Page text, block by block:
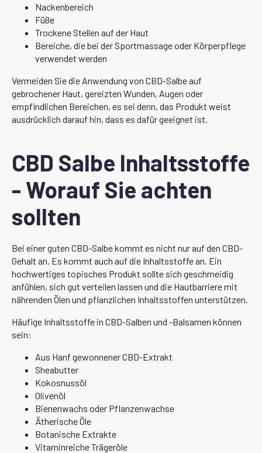
Nackenbereich
Füße
Trockene Stellen auf der Haut
Bereiche, die bei der Sportmassage oder Körperpflege
verwendet werden
Vermeiden Sie die Anwendung von CBD-Salbe auf
gebrochener Haut, gereizten Wunden, Augen oder
empfindlichen Bereichen, es sei denn, das Produkt weist
ausdrücklich darauf hin, dass es dafür geeignet ist.
CBD Salbe Inhaltsstoffe
- Worauf Sie achten
sollten
Bei einer guten CBD-Salbe kommt es nicht nur auf den CBD-
Gehalt an. Es kommt auch auf die Inhaltsstoffe an. Ein
hochwertiges topisches Produkt sollte sich geschmeidig
anfühlen, sich gut verteilen lassen und die Hautbarriere mit
nährenden Ölen und pflanzlichen Inhaltsstoffen unterstützen.
Häufige Inhaltsstoffe in CBD-Salben und -Balsamen können
sein:
Aus Hanf gewonnener CBD-Extrakt
Sheabutter
Kokosnussöl
Olivenöl
Bienenwachs oder Pflanzenwachse
Ätherische Öle
Botanische Extrakte
Vitaminreiche Trägeröle